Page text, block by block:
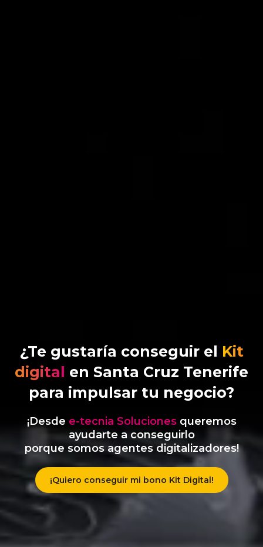
¿Te gustaría conseguir el Kit
digital en Santa Cruz Tenerife
para impulsar tu negocio?
¡Desde e-tecnia Solucionesqueremos
ayudarte a conseguirlo
porque somos agentes digitalizadores!
¡Quiero conseguir mi bono Kit Digital!